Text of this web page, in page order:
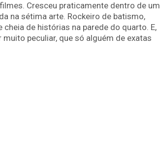
Cresceu praticamente dentro de um
na sétima arte. Rockeiro de batismo,
de histórias na parede do quarto. E,
peculiar, que só alguém de exatas